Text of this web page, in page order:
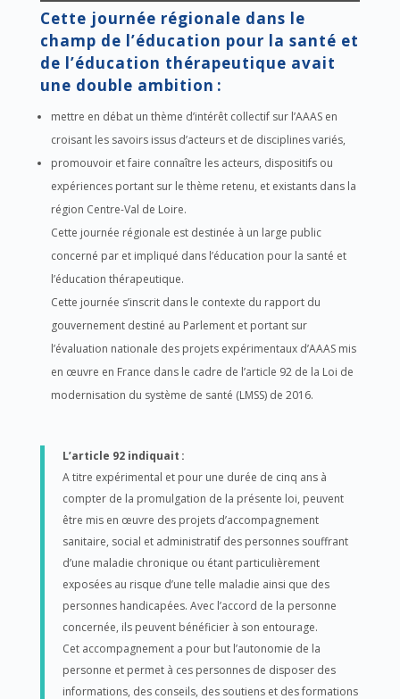
Cette journée régionale dans le
champ de l’éducation pour la santé et
de l’éducation thérapeutique avait
une double ambition :
mettre en débat un thème d’intérêt collectif sur l’AAAS en
croisant les savoirs issus d’acteurs et de disciplines variés,
promouvoir et faire connaître les acteurs, dispositifs ou
expériences portant sur le thème retenu, et existants dans la
région Centre-Val de Loire.
Cette journée régionale est destinée à un large public
concerné par et impliqué dans l’éducation pour la santé et
l’éducation thérapeutique.
Cette journée s’inscrit dans le contexte du rapport du
gouvernement destiné au Parlement et portant sur
l’évaluation nationale des projets expérimentaux d’AAAS mis
en œuvre en France dans le cadre de l’article 92 de la Loi de
modernisation du système de santé (LMSS) de 2016.
L’article 92 indiquait :
A titre expérimental et pour une durée de cinq ans à
compter de la promulgation de la présente loi, peuvent
être mis en œuvre des projets d’accompagnement
sanitaire, social et administratif des personnes souffrant
d’une maladie chronique ou étant particulièrement
exposées au risque d’une telle maladie ainsi que des
personnes handicapées. Avec l’accord de la personne
concernée, ils peuvent bénéficier à son entourage.
Cet accompagnement a pour but l’autonomie de la
personne et permet à ces personnes de disposer des
informations, des conseils, des soutiens et des formations